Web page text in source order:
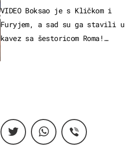
VIDEO Boksao je s Kličkom i
Furyjem, a sad su ga stavili u
kavez sa šestoricom Roma!